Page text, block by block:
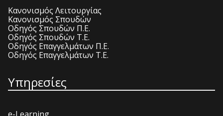
Κανονισμός Λειτουργίας
Κανονισμός Σπουδών
Οδηγός Σπουδών Π.Ε.
Οδηγός Σπουδών Τ.Ε.
Οδηγός Επαγγελμάτων Π.Ε.
Οδηγός Επαγγελμάτων Τ.Ε.
Υπηρεσίες